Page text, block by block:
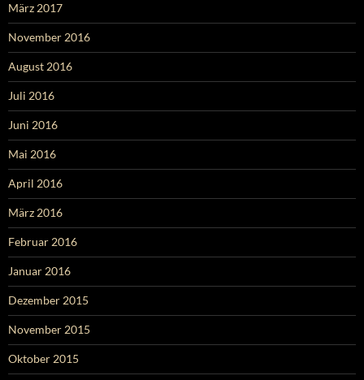
März 2017
November 2016
August 2016
Juli 2016
Juni 2016
Mai 2016
April 2016
März 2016
Februar 2016
Januar 2016
Dezember 2015
November 2015
Oktober 2015